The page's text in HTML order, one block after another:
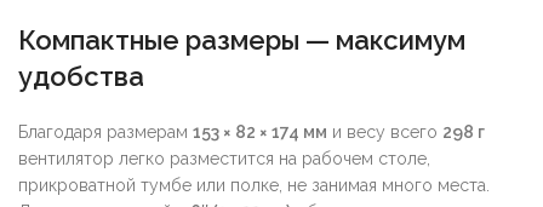
Компактные размеры — максимум
удобства
Благодаря размерам 153 × 82 × 174 мм и весу всего 298 г
вентилятор легко разместится на рабочем столе,
прикроватной тумбе или полке, не занимая много места.